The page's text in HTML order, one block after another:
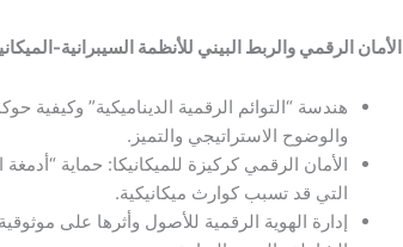
الأمان الرقمي والربط البيني للأنظمة السيبرانية-
هندسة “التوائم الرقمية الديناميكية” وكيفية
والوضوح الاستراتيجي والتميز.
الأمان الرقمي كركيزة للميكانيكا: حماية
التي قد تسبب كوارث ميكانيكية.
إدارة الهوية الرقمية للأصول وأثرها على موثوقية